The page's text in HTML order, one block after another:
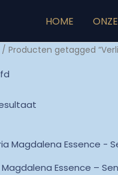
HOME
/ Producten getagged
Essence –